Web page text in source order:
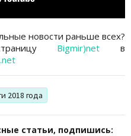
новости раньше всех?
Bigmir)net в
2018 года
статьи, подпишись: